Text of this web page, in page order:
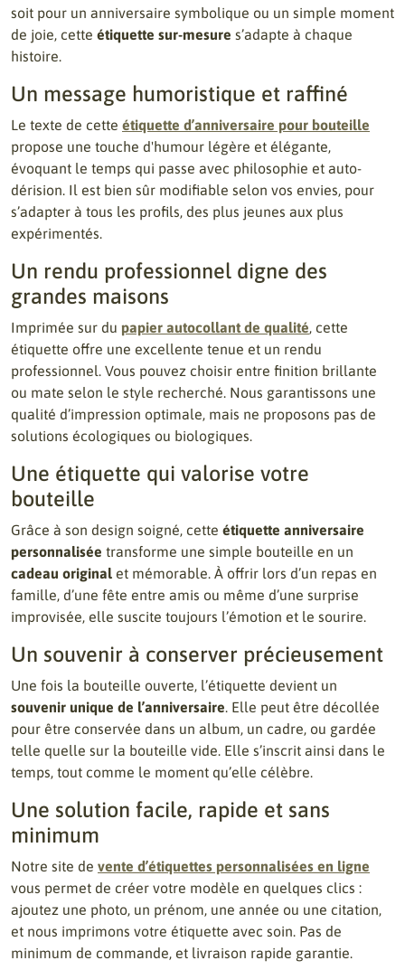
soit pour un anniversaire symbolique ou un simple moment
de joie, cette étiquette sur-mesure s’adapte à chaque
histoire.
Un message humoristique et raffiné
Le texte de cette étiquette d’anniversaire pour bouteille
propose une touche d'humour légère et élégante,
évoquant le temps qui passe avec philosophie et auto-
dérision. Il est bien sûr modifiable selon vos envies, pour
s’adapter à tous les profils, des plus jeunes aux plus
expérimentés.
Un rendu professionnel digne des
grandes maisons
Imprimée sur du papier autocollant de qualité, cette
étiquette offre une excellente tenue et un rendu
professionnel. Vous pouvez choisir entre finition brillante
ou mate selon le style recherché. Nous garantissons une
qualité d’impression optimale, mais ne proposons pas de
solutions écologiques ou biologiques.
Une étiquette qui valorise votre
bouteille
Grâce à son design soigné, cette étiquette anniversaire
personnalisée transforme une simple bouteille en un
cadeau original et mémorable. À offrir lors d’un repas en
famille, d’une fête entre amis ou même d’une surprise
improvisée, elle suscite toujours l’émotion et le sourire.
Un souvenir à conserver précieusement
Une fois la bouteille ouverte, l’étiquette devient un
souvenir unique de l’anniversaire. Elle peut être décollée
pour être conservée dans un album, un cadre, ou gardée
telle quelle sur la bouteille vide. Elle s’inscrit ainsi dans le
temps, tout comme le moment qu’elle célèbre.
Une solution facile, rapide et sans
minimum
Notre site de vente d’étiquettes personnalisées en ligne
vous permet de créer votre modèle en quelques clics :
ajoutez une photo, un prénom, une année ou une citation,
et nous imprimons votre étiquette avec soin. Pas de
minimum de commande, et livraison rapide garantie.